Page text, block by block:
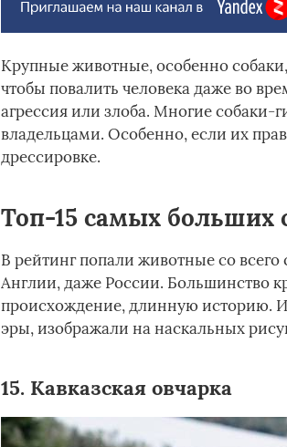
Крупные животные, особенно
чтобы повалить человека даже во
агрессия или злоба. Многие
владельцами. Особенно, если их
дрессировке.
Топ-15 самых больших
В рейтинг попали животные со
Англии, даже России. Большинство
происхождение, длинную историю.
эры, изображали на наскальных
15. Кавказская овчарка